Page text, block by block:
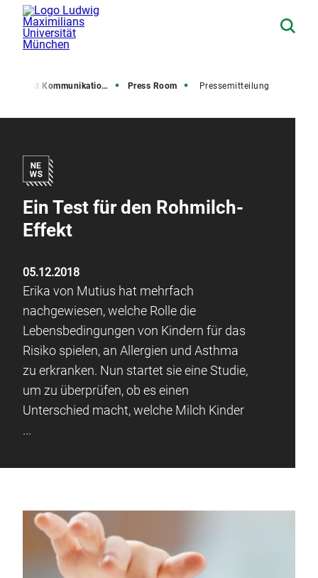
und Kommunikation (PuK) Press Room Pressemitteilung
Ein Test für den Rohmilch-
Effekt
05.12.2018
Erika von Mutius hat mehrfach
nachgewiesen, welche Rolle die
Lebensbedingungen von Kindern für das
Risiko spielen, an Allergien und Asthma
zu erkranken. Nun startet sie eine Studie,
um zu überprüfen, ob es einen
Unterschied macht, welche Milch Kinder
...